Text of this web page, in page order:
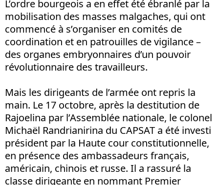
L’ordre bourgeois a en effet été ébranlé par la
mobilisation des masses malgaches, qui ont
commencé à s’organiser en comités de
coordination et en patrouilles de vigilance –
des organes embryonnaires d’un pouvoir
révolutionnaire des travailleurs.
Mais les dirigeants de l’armée ont repris la
main. Le 17 octobre, après la destitution de
Rajoelina par l’Assemblée nationale, le colonel
Michaël Randrianirina du CAPSAT a été investi
président par la Haute cour constitutionnelle,
en présence des ambassadeurs français,
américain, chinois et russe. Il a rassuré la
classe dirigeante en nommant Premier